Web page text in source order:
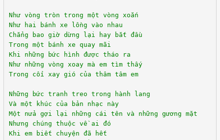
Như vòng tròn trong một vòng xoắn
Như hai bánh xe lồng vào nhau
Chẳng bao giờ dừng lại hay bắt đầu
Trong một bánh xe quay mãi
Khi những bức hình được tháo ra
Như những vòng xoay mà em tìm thấy
Trong cối xay gió của thâm tâm em
Những bức tranh treo trong hành lang
Và một khúc của bản nhạc này
Một nửa gợi lại những cái tên và những gương mặt
Nhưng chúng thuộc về ai đó
Khi em biết chuyện đã hết